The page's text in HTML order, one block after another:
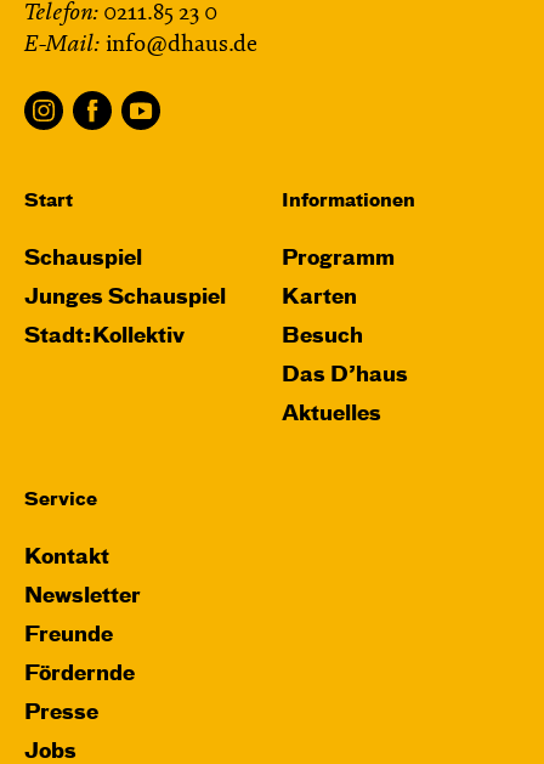
Telefon: 0211.85 23 0
E-Mail: info@dhaus.de
Start
Schauspiel
Junges Schauspiel
Stadt:Kollektiv
Informationen
Programm
Karten
Besuch
Das D’haus
Aktuelles
Service
Kontakt
Newsletter
Freunde
Fördernde
Presse
Jobs